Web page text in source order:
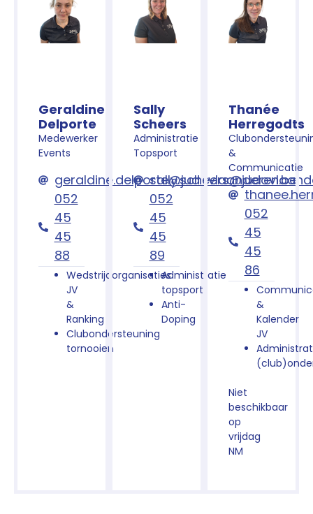
Geraldine
Delporte
Medewerker
Events
geraldine.delporte@judovlaanderen.be
052
45
45
88
Wedstrijdorganisaties
JV
&
Ranking
Clubondersteuning
tornooien
Sally
Scheers
Administratie
Topsport
052
45
45
89
Administratie
topsport
Anti-
Doping
Thanée
Herregodts
&
Communicatie
052
45
45
86
&
Kalender
JV
Niet
beschikbaar
op
vrijdag
NM